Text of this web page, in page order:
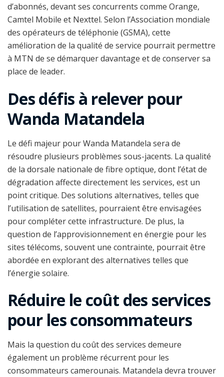
d’abonnés, devant ses concurrents comme Orange,
Camtel Mobile et Nexttel. Selon l’Association mondiale
des opérateurs de téléphonie (GSMA), cette
amélioration de la qualité de service pourrait permettre
à MTN de se démarquer davantage et de conserver sa
place de leader.
Des défis à relever pour
Wanda Matandela
Le défi majeur pour Wanda Matandela sera de
résoudre plusieurs problèmes sous-jacents. La qualité
de la dorsale nationale de fibre optique, dont l’état de
dégradation affecte directement les services, est un
point critique. Des solutions alternatives, telles que
l’utilisation de satellites, pourraient être envisagées
pour compléter cette infrastructure. De plus, la
question de l’approvisionnement en énergie pour les
sites télécoms, souvent une contrainte, pourrait être
abordée en explorant des alternatives telles que
l’énergie solaire.
Réduire le coût des services
pour les consommateurs
Mais la question du coût des services demeure
également un problème récurrent pour les
consommateurs camerounais. Matandela devra trouver